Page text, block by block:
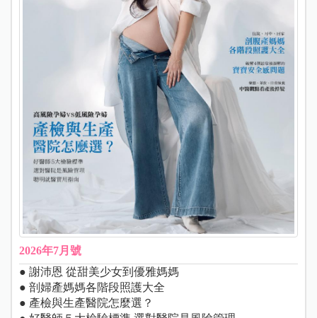
2026年7月號
● 謝沛恩 從甜美少女到優雅媽媽
● 剖婦產媽媽各階段照護大全
● 產檢與生產醫院怎麼選？